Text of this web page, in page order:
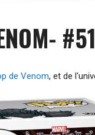
de Venom, et de